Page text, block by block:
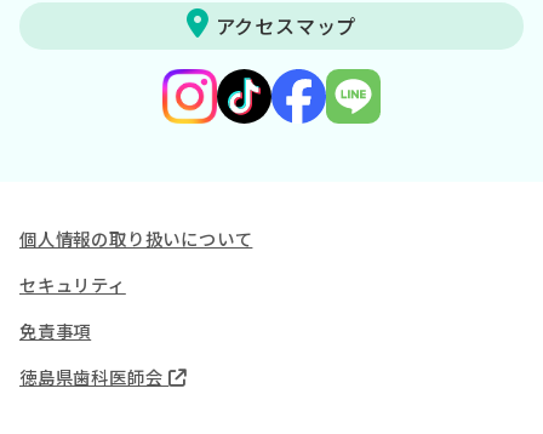
アクセスマップ
個人情報の取り扱いについて
セキュリティ
免責事項
徳島県歯科医師会